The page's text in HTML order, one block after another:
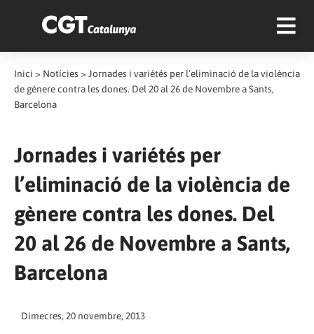
Inici > Notícies > Jornades i variétés per l’eliminació de la violència
de gènere contra les dones. Del 20 al 26 de Novembre a Sants,
Barcelona
Jornades i variétés per
l’eliminació de la violència de
gènere contra les dones. Del
20 al 26 de Novembre a Sants,
Barcelona
Dimecres, 20 novembre, 2013